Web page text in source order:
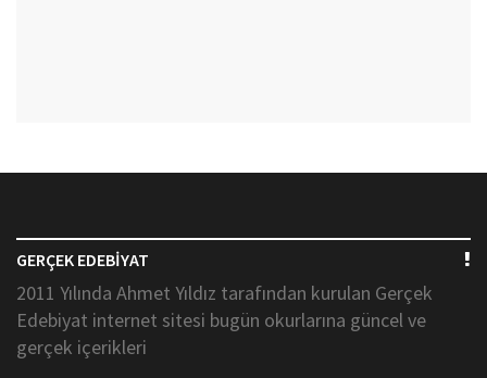
GERÇEK EDEBİYAT
2011 Yılında Ahmet Yıldız tarafından kurulan Gerçek
Edebiyat internet sitesi bugün okurlarına güncel ve
gerçek içerikleri